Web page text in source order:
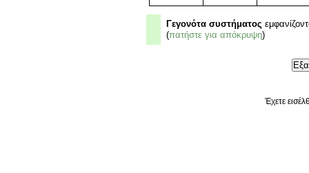
Γεγονότα συστήματος
(πατήστε για απόκρυψη)
Έχετε